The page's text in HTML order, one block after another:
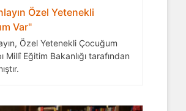
Özel Yetenekli
Var"
Özel Yetenekli Çocuğum
Millî Eğitim Bakanlığı tarafından